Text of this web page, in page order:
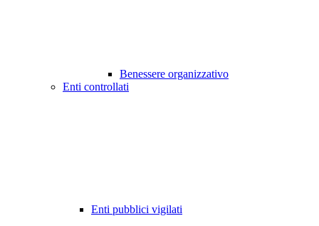
Benessere organizzativo
Enti controllati
Enti pubblici vigilati